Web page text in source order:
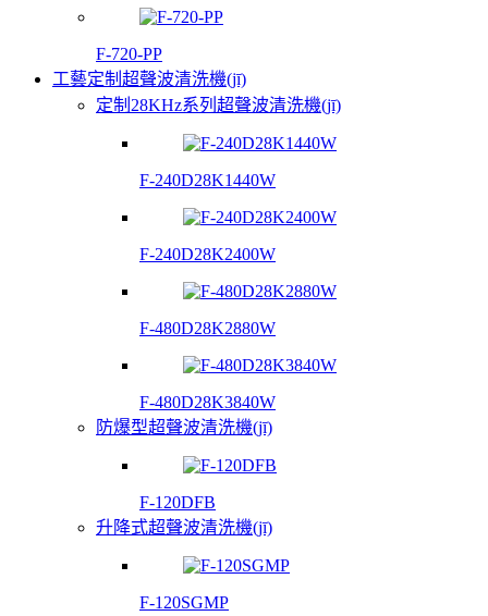
F-720-PP
工藝定制超聲波清洗機(jī)
定制28KHz系列超聲波清洗機(jī)
F-240D28K1440W
F-240D28K2400W
F-480D28K2880W
F-480D28K3840W
防爆型超聲波清洗機(jī)
F-120DFB
升降式超聲波清洗機(jī)
F-120SGMP